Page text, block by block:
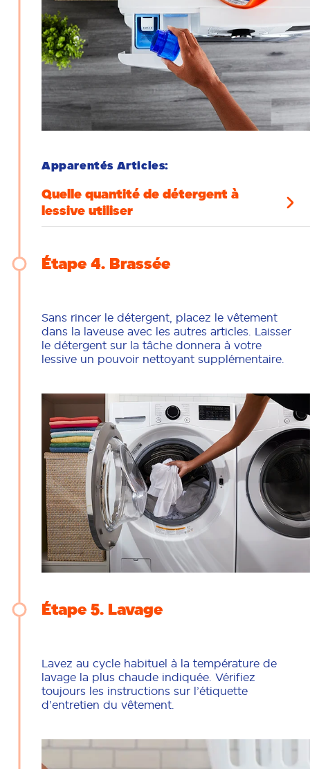
Apparentés Articles:
Quelle quantité de détergent à
lessive utiliser
Étape 4 Brassée
Sans rincer le détergent, placez le vêtement
dans la laveuse avec les autres articles. Laisser
le détergent sur la tâche donnera à votre
lessive un pouvoir nettoyant supplémentaire.
Étape 5 Lavage
Lavez au cycle habituel à la température de
lavage la plus chaude indiquée. Vérifiez
toujours les instructions sur l’étiquette
d’entretien du vêtement.